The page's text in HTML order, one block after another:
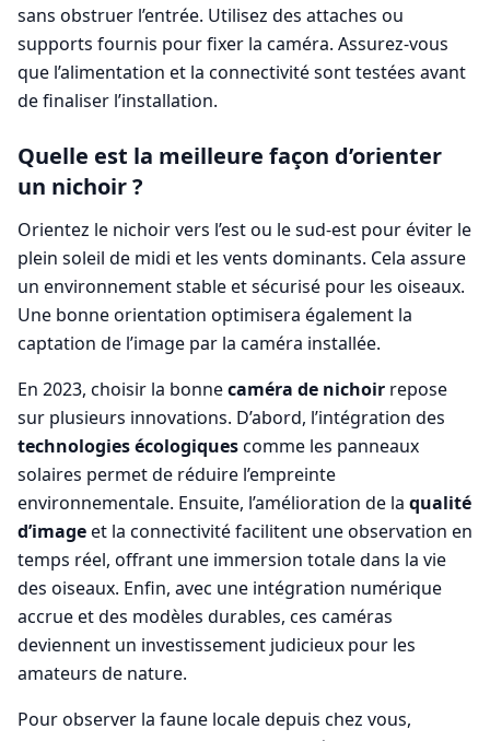
sans obstruer l’entrée. Utilisez des attaches ou
supports fournis pour fixer la caméra. Assurez-vous
que l’alimentation et la connectivité sont testées avant
de finaliser l’installation.
Quelle est la meilleure façon d’orienter
un nichoir ?
Orientez le nichoir vers l’est ou le sud-est pour éviter le
plein soleil de midi et les vents dominants. Cela assure
un environnement stable et sécurisé pour les oiseaux.
Une bonne orientation optimisera également la
captation de l’image par la caméra installée.
En 2023, choisir la bonnecaméra de nichoir repose
sur plusieurs innovations. D’abord, l’intégration des
technologies écologiquescomme les panneaux
solaires permet de réduire l’empreinte
environnementale. Ensuite, l’amélioration de la qualité
d’imageet la connectivité facilitent une observation en
temps réel, offrant une immersion totale dans la vie
des oiseaux. Enfin, avec une intégration numérique
accrue et des modèles durables, ces caméras
deviennent un investissement judicieux pour les
amateurs de nature.
Pour observer la faune locale depuis chez vous,